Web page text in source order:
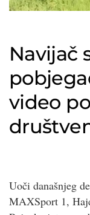
Navijač
video
Uoči današnjeg
MAXSport 1,